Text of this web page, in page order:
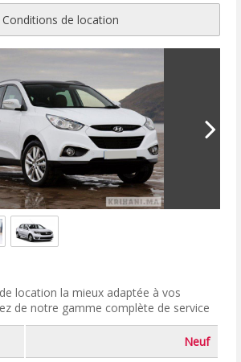
Conditions de location
location la mieux adaptée à vos
de notre gamme complète de service
Neuf